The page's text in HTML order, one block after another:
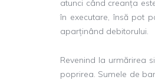
atunci când creanța
în executare, însă pot
aparținând debitorului.
Revenind la urmărirea
poprirea. Sumele de